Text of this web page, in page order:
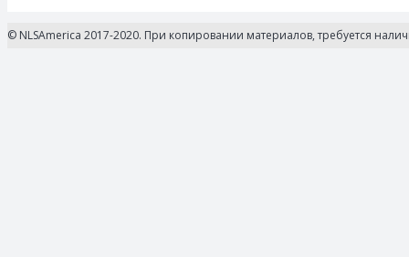
© NLSAmerica 2017-2020. При копировании материалов, требуется